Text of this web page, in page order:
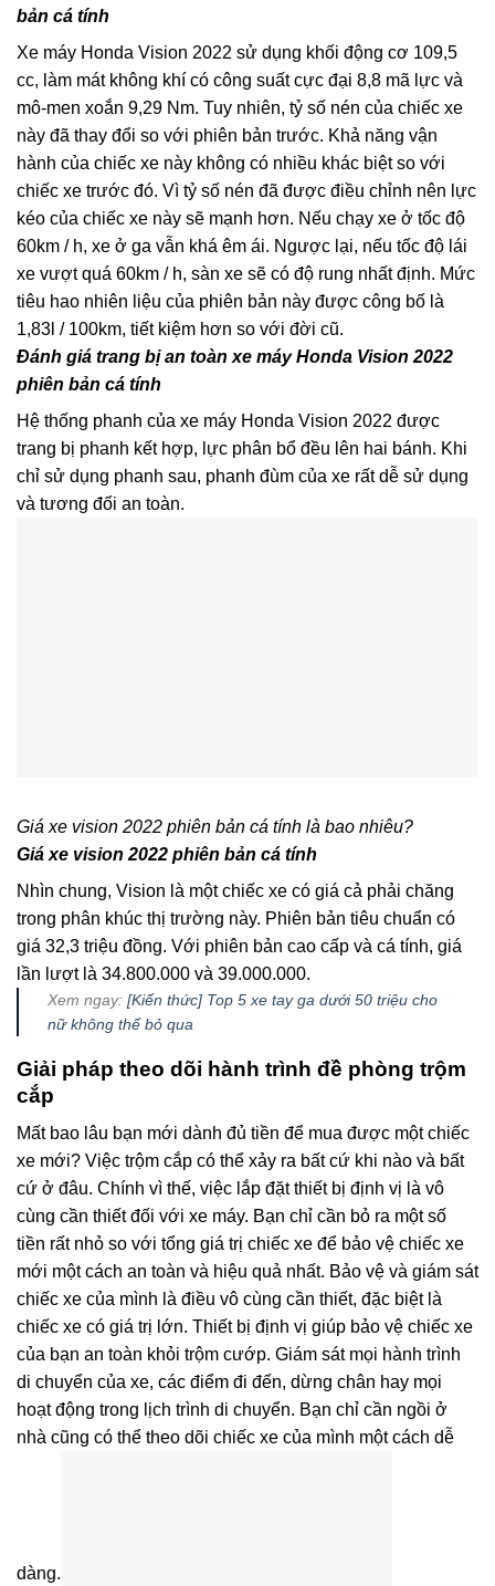
bản cá tính
Xe máy Honda Vision 2022 sử dụng khối động cơ 109,5
cc, làm mát không khí có công suất cực đại 8,8 mã lực và
mô-men xoắn 9,29 Nm. Tuy nhiên, tỷ số nén của chiếc xe
này đã thay đổi so với phiên bản trước. Khả năng vận
hành của chiếc xe này không có nhiều khác biệt so với
chiếc xe trước đó. Vì tỷ số nén đã được điều chỉnh nên lực
kéo của chiếc xe này sẽ mạnh hơn. Nếu chạy xe ở tốc độ
60km / h, xe ở ga vẫn khá êm ái. Ngược lại, nếu tốc độ lái
xe vượt quá 60km / h, sàn xe sẽ có độ rung nhất định. Mức
tiêu hao nhiên liệu của phiên bản này được công bố là
1,83l / 100km, tiết kiệm hơn so với đời cũ.
Đánh giá trang bị an toàn xe máy Honda Vision 2022
phiên bản cá tính
Hệ thống phanh của xe máy Honda Vision 2022 được
trang bị phanh kết hợp, lực phân bổ đều lên hai bánh. Khi
chỉ sử dụng phanh sau, phanh đùm của xe rất dễ sử dụng
và tương đối an toàn.
Giá xe vision 2022 phiên bản cá tính là bao nhiêu?
Giá xe vision 2022 phiên bản cá tính
Nhìn chung, Vision là một chiếc xe có giá cả phải chăng
trong phân khúc thị trường này. Phiên bản tiêu chuẩn có
giá 32,3 triệu đồng. Với phiên bản cao cấp và cá tính, giá
lần lượt là 34.800.000 và 39.000.000.
Xem ngay: [Kiến thức] Top 5 xe tay ga dưới 50 triệu cho
nữ không thể bỏ qua
Giải pháp theo dõi hành trình đề phòng trộm
cắp
Mất bao lâu bạn mới dành đủ tiền để mua được một chiếc
xe mới? Việc trộm cắp có thể xảy ra bất cứ khi nào và bất
cứ ở đâu. Chính vì thế, việc lắp đặt thiết bị định vị là vô
cùng cần thiết đối với xe máy. Bạn chỉ cần bỏ ra một số
tiền rất nhỏ so với tổng giá trị chiếc xe để bảo vệ chiếc xe
mới một cách an toàn và hiệu quả nhất. Bảo vệ và giám sát
chiếc xe của mình là điều vô cùng cần thiết, đặc biệt là
chiếc xe có giá trị lớn. Thiết bị định vị giúp bảo vệ chiếc xe
của bạn an toàn khỏi trộm cướp. Giám sát mọi hành trình
di chuyển của xe, các điểm đi đến, dừng chân hay mọi
hoạt động trong lịch trình di chuyển. Bạn chỉ cần ngồi ở
nhà cũng có thể theo dõi chiếc xe của mình một cách dễ
dàng.